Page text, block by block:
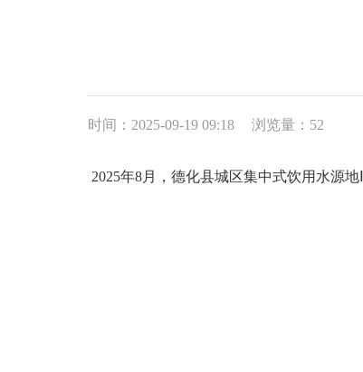
时间：2025-09-19 09:18 浏览量： 52
2025年8月，德化县城区集中式饮用水源地Ⅲ